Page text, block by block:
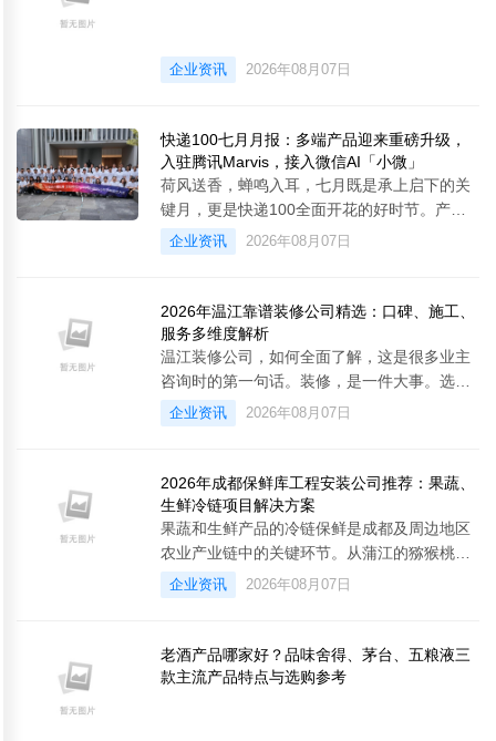
企业资讯 2026年08月07日
快递100七月月报：多端产品迎来重磅升级，
入驻腾讯Marvis，接入微信AI「小微」
荷风送香，蝉鸣入耳，七月既是承上启下的关
键月，更是快递100全面开花的好时节。产品
创新：「百递云·电商快递管家SaaS」会员体
系、「同城急送API」重磅升级，「百递云·全
寄件组件SDK」、「电动车托运」服务接口全
新上线，快递100收件端「列表设置」功能上
新;深化合作：入驻腾讯Marvis、接入微信
AI「小微」;生态共赢：快递100高管
企业资讯 2026年08月07日
2026年温江靠谱装修公司精选：口碑、施工、
服务多维度解析
温江装修公司，如何全面了解，这是很多业主
咨询时的第一句话。装修，是一件大事。选择
一家靠谱的装修公司，需要从多个维度全面了
解。口碑，反映装修公司的市场认可度;施工，
的服务水平;&emsp;&emsp;三个维度，缺一不
可。只看口碑，不看施工，可能施工质量差;只
看施工，不看服务，可能服务水平差;只看服
务，不看口碑，可能市场认可度低;&
企业资讯 2026年08月07日
2026年成都保鲜库工程安装公司推荐：果蔬、
生鲜冷链项目解决方案
果蔬和生鲜产品的冷链保鲜是成都及周边地区
农业产业链中的关键环节。从蒲江的猕猴桃、
彭州的蔬菜基地到攀枝花的芒果产区，四川丰
富的农产品资源对保鲜库、气调库、产地预冷
鲜不同于普通冷冻储存——不同品类对温度、
湿度、气体成分的要求差异显著，温度波动过
企业资讯 2026年08月07日
老酒产品哪家好？品味舍得、茅台、五粮液三
款主流产品特点与选购参考